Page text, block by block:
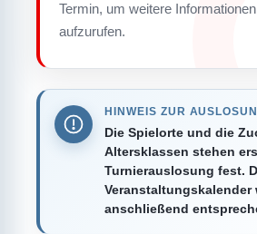
Termin, um weitere
aufzurufen.
HINWEIS ZUR
Die Spielorte und die
Altersklassen stehen
Turnierauslosung fest.
Veranstaltungskalender
anschließend